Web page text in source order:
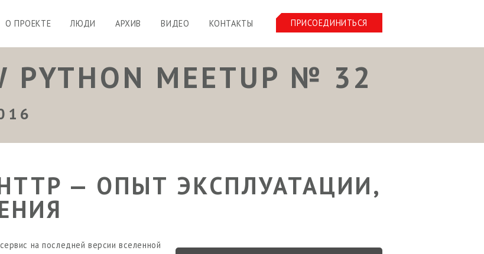
ПРИСОЕДИНИТЬСЯ
О ПРОЕКТЕ ЛЮДИ АРХИВ ВИДЕО КОНТАКТЫ
PYTHON MEETUP № 32
— ОПЫТ ЭКСПЛУАТАЦИИ,
на последней версии вселенной